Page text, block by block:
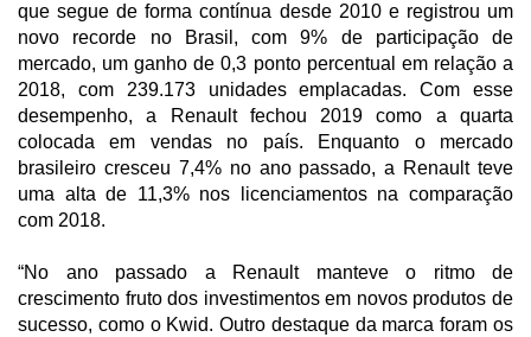
que segue de forma contínua desde 2010 e registrou um
novo recorde no Brasil, com 9% de participação de
mercado, um ganho de 0,3 ponto percentual em relação a
2018, com 239.173 unidades emplacadas. Com esse
desempenho, a Renault fechou 2019 como a quarta
colocada em vendas no país. Enquanto o mercado
brasileiro cresceu 7,4% no ano passado, a Renault teve
uma alta de 11,3% nos licenciamentos na comparação
com 2018.
“No ano passado a Renault manteve o ritmo de
crescimento fruto dos investimentos em novos produtos de
sucesso, como o Kwid. Outro destaque da marca foram os